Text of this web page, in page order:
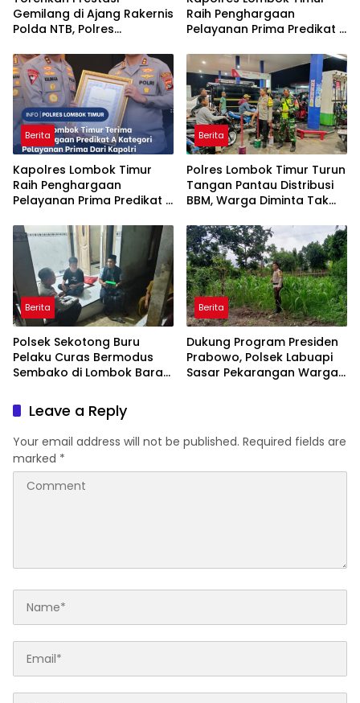
Gemilang di Ajang Rakernis
Polda NTB, Polres
Penghargaan Pelayanan
Prima Kapolri
Raih Penghargaan
Pelayanan Prima Predikat A
Berita
Kapolres Lombok Timur
Raih Penghargaan
Pelayanan Prima Predikat A
Berita
Polres Lombok Timur Turun
Tangan Pantau Distribusi
BBM, Warga Diminta Tak
Berita
Polsek Sekotong Buru
Pelaku Curas Bermodus
Sembako di Lombok Barat,
Hoaks
Berita
Dukung Program Presiden
Prabowo, Polsek Labuapi
Sasar Pekarangan Warga
Leave a Reply
Your email address will not be published. Required fields are
marked *